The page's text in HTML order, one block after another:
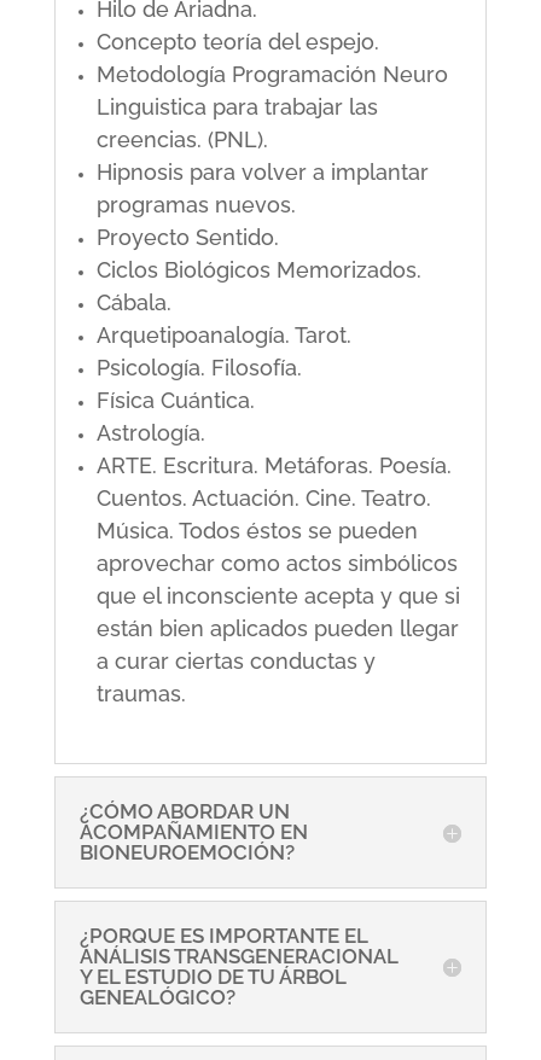
Hilo de Ariadna.
Concepto teoría del espejo.
Metodología Programación Neuro
Linguistica para trabajar las
creencias. (PNL).
Hipnosis para volver a implantar
programas nuevos.
Proyecto Sentido.
Ciclos Biológicos Memorizados.
Cábala.
Arquetipoanalogía. Tarot.
Psicología. Filosofía.
Física Cuántica.
Astrología.
ARTE. Escritura. Metáforas. Poesía.
Cuentos. Actuación. Cine. Teatro.
Música. Todos éstos se pueden
aprovechar como actos simbólicos
que el inconsciente acepta y que si
están bien aplicados pueden llegar
a curar ciertas conductas y
traumas.
¿CÓMO ABORDAR UN
ACOMPAÑAMIENTO EN
BIONEUROEMOCIÓN?
¿PORQUE ES IMPORTANTE EL
ANÁLISIS TRANSGENERACIONAL
Y EL ESTUDIO DE TU ÁRBOL
GENEALÓGICO?